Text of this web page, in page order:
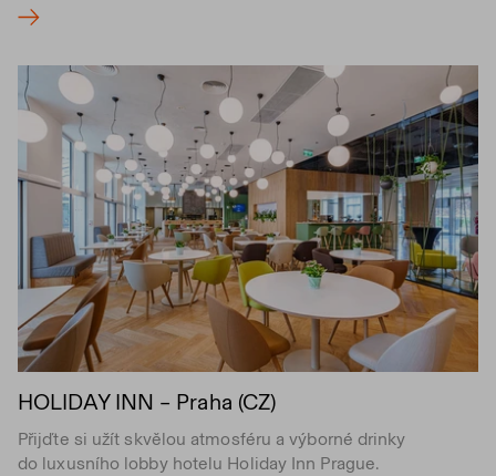
HOLIDAY INN – Praha (CZ)
Přijďte si užít skvělou atmosféru a výborné drinky
do luxusního lobby hotelu Holiday Inn Prague.